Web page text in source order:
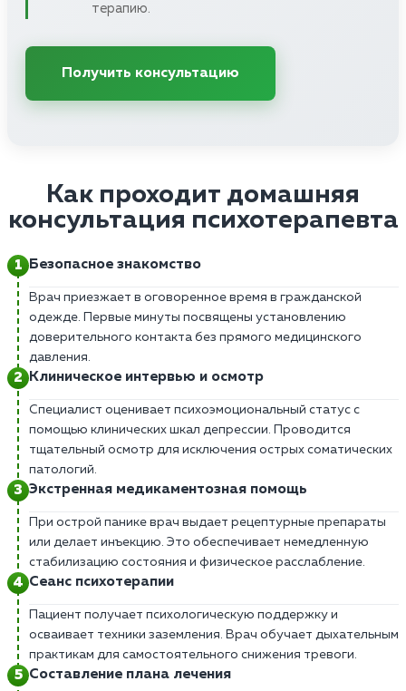
терапию.
Получить консультацию
Как проходит домашняя
консультация психотерапевта
Безопасное знакомство
Врач приезжает в оговоренное время в гражданской
одежде. Первые минуты посвящены установлению
доверительного контакта без прямого медицинского
давления.
Клиническое интервью и осмотр
Специалист оценивает психоэмоциональный статус с
помощью клинических шкал депрессии. Проводится
тщательный осмотр для исключения острых соматических
патологий.
Экстренная медикаментозная помощь
При острой панике врач выдает рецептурные препараты
или делает инъекцию. Это обеспечивает немедленную
стабилизацию состояния и физическое расслабление.
Сеанс психотерапии
Пациент получает психологическую поддержку и
осваивает техники заземления. Врач обучает дыхательным
практикам для самостоятельного снижения тревоги.
Составление плана лечения